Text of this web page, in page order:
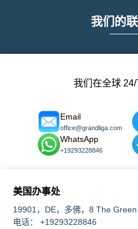
我们的
美国办事处
19901，DE，多佛，8 The Green
电话： +19293228846
我们在全球
Email
office@grandliga.com
WhatsApp
+19293228846